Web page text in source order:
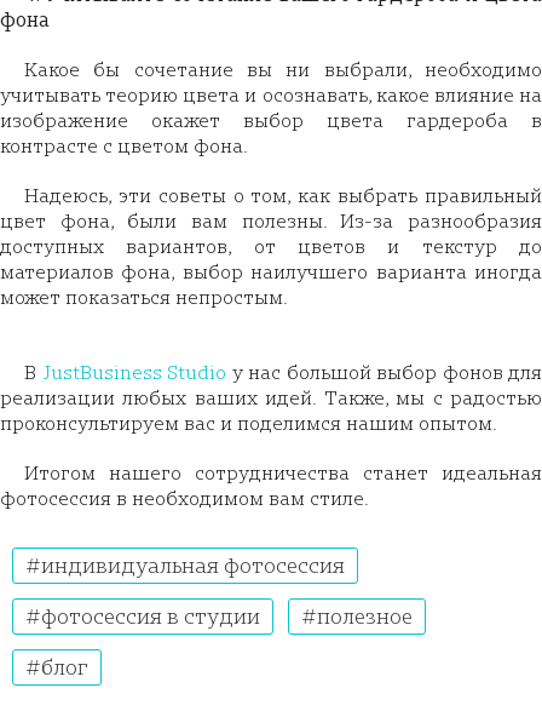
фона
Какое бы сочетание вы ни выбрали, необходимо
учитывать теорию цвета и осознавать, какое влияние на
изображение окажет выбор цвета гардероба в
контрасте с цветом фона.
Надеюсь, эти советы о том, как выбрать правильный
цвет фона, были вам полезны. Из-за разнообразия
доступных вариантов, от цветов и текстур до
материалов фона, выбор наилучшего варианта иногда
может показаться непростым.
В JustBusiness Studio у нас большой выбор фонов для
реализации любых ваших идей. Также, мы с радостью
проконсультируем вас и поделимся нашим опытом.
Итогом нашего сотрудничества станет идеальная
фотосессия в необходимом вам стиле.
индивидуальная фотосессия
фотосессия в студии
полезное
блог